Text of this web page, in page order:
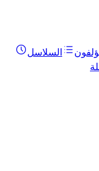
السلاسل